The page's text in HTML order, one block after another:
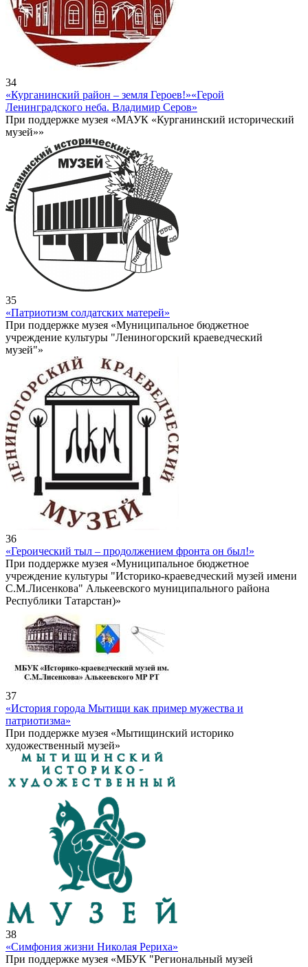
34
«Курганинский район – земля Героев!»«Герой
Ленинградского неба. Владимир Серов»
При поддержке музея «МАУК «Курганинский исторический
музей»»
35
«Патриотизм солдатских матерей»
При поддержке музея «Муниципальное бюджетное
учреждение культуры "Лениногорский краеведческий
музей"»
36
«Героический тыл – продолжением фронта он был!»
При поддержке музея «Муниципальное бюджетное
учреждение культуры "Историко-краеведческий музей имени
С.М.Лисенкова" Алькеевского муниципального района
Республики Татарстан)»
37
«История города Мытищи как пример мужества и
патриотизма»
При поддержке музея «Мытищинский историко
художественный музей»
38
«Симфония жизни Николая Рериха»
При поддержке музея «МБУК "Региональный музей